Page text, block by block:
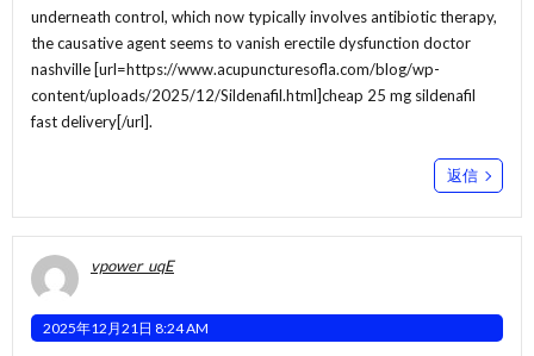
underneath control, which now typically involves antibiotic therapy,
the causative agent seems to vanish erectile dysfunction doctor
nashville [url=https://www.acupuncturesofla.com/blog/wp-
content/uploads/2025/12/Sildenafil.html]cheap 25 mg sildenafil
fast delivery[/url].
返信
vpower_uqE
2025年12月21日 8:24 AM